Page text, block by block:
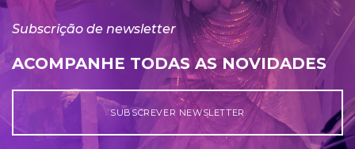
Subscrição de newsletter
ACOMPANHE TODAS AS NOVIDADES
SUBSCREVER NEWSLETTER